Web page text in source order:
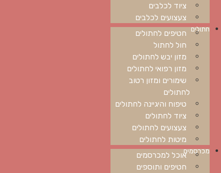
ציוד לכלבים
צעצועים לכלבים
חתולים חטיפים לחתולים
חול לחתול
מזון יבש לחתולים
מזון רפואי לחתולים
שימורים ומזון רטוב
לחתולים
טיפוח והיגיינה לחתולים
ציוד לחתולים
צעצועים לחתולים
מיטות לחתולים
מכרסמיםאוכל למכרסמים
חטיפים ותוספים